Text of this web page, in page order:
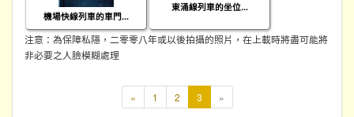
機場快線列車的車門...
東涌線列車的坐位...
注意：為保障私隱，二零零八年或以後拍攝的照片，在上載時將盡可能將
非必要之人臉模糊處理
« 1 2 3本
頁
»